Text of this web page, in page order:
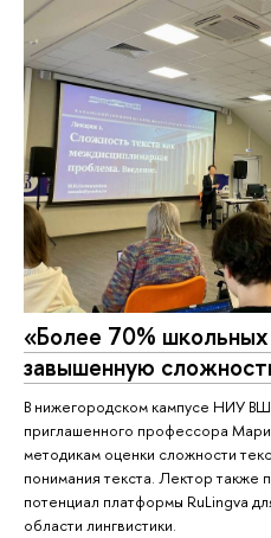
«Более 70%
завышенную
В нижегородском кампусе НИУ
приглашенного профессора
методикам оценки сложности
понимания текста. Лектор также
потенциал платформы RuLingva
области лингвистики.